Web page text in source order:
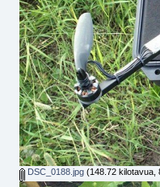
DSC_0188.jpg(148.72 kilotavua,